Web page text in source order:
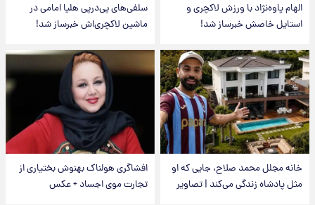
با ورزش لاکچری و
خاصش خبرساز شد!
سلفی‌های پی‌درپی هلیا امامی در
ماشین لاکچری‌اش خبرساز شد!
محمد صلاح، جایی که او
زندگی می‌کند | تصاویر
افشاگری هولناک بهنوش بختیاری از
تجارت موی اجساد + عکس